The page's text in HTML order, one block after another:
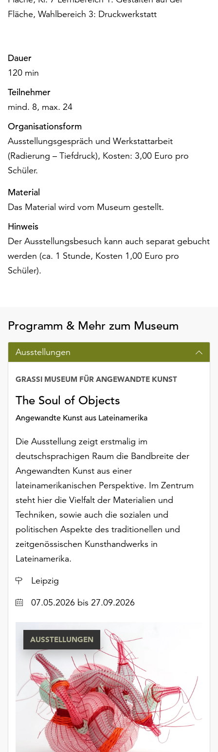
Fläche, Wahlbereich 3: Druckwerkstatt
Dauer
120 min
Teilnehmer
mind. 8, max. 24
Organisationsform
Ausstellungsgespräch und Werkstattarbeit
(Radierung – Tiefdruck), Kosten: 3,00 Euro pro
Schüler.
Material
Das Material wird vom Museum gestellt.
Hinweis
Der Ausstellungsbesuch kann auch separat gebucht
werden (ca. 1 Stunde, Kosten 1,00 Euro pro
Schüler).
Programm & Mehr zum Museum
Ausstellungen
The Soul of Objects
Angewandte Kunst aus Lateinamerika
GRASSI MUSEUM FÜR ANGEWANDTE KUNST
Die Ausstellung zeigt erstmalig im
deutschsprachigen Raum die Bandbreite der
Angewandten Kunst aus einer
lateinamerikanischen Perspektive. Im Zentrum
steht hier die Vielfalt der Materialien und
Techniken, sowie auch die sozialen und
politischen Aspekte des traditionellen und
zeitgenössischen Kunsthandwerks in
Lateinamerika.
Ort
Leipzig
Datum07.05.2026 bis 27.09.2026
AUSSTELLUNGEN